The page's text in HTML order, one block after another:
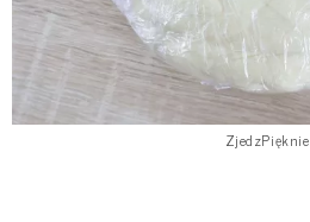
ZjedzPięknie